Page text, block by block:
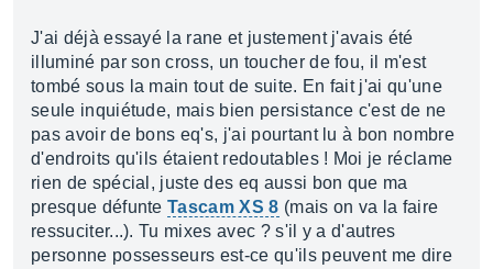
J'ai déjà essayé la rane et justement j'avais été
illuminé par son cross, un toucher de fou, il m'est
tombé sous la main tout de suite. En fait j'ai qu'une
seule inquiétude, mais bien persistance c'est de ne
pas avoir de bons eq's, j'ai pourtant lu à bon nombre
d'endroits qu'ils étaient redoutables ! Moi je réclame
rien de spécial, juste des eq aussi bon que ma
presque défunteTascam XS 8 (mais on va la faire
ressuciter...). Tu mixes avec ? s'il y a d'autres
personne possesseurs est-ce qu'ils peuvent me dire